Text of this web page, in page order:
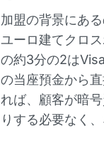
加盟の背景にあ
ユーロ建てクロ
の約3分の2は
の当座預金から
れば、顧客が暗
りする必要なく